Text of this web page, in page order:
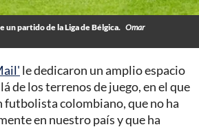
un partido de la Liga de Bélgica. Omar
le dedicaron un amplio espacio
de los terrenos de juego, en el que
futbolista colombiano, que no ha
en nuestro país y que ha